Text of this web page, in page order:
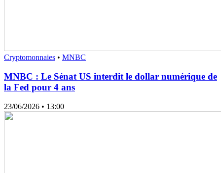
Cryptomonnaies • MNBC
MNBC : Le Sénat US interdit le dollar numérique de
la Fed pour 4 ans
23/06/2026 • 13:00